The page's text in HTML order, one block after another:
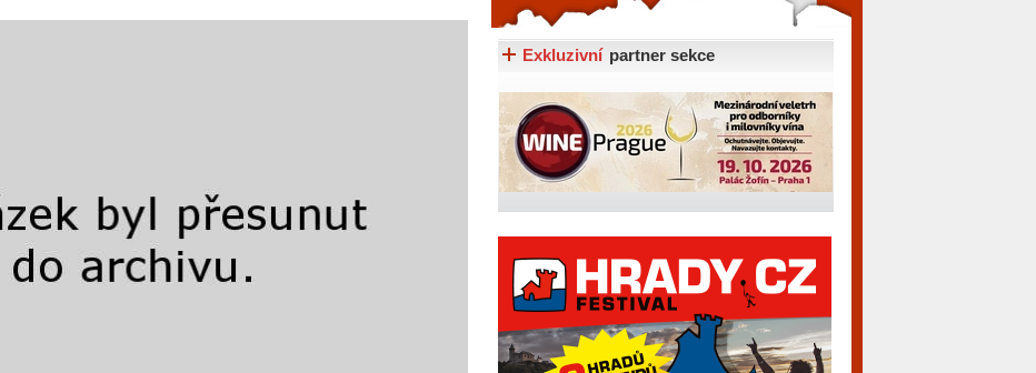
Exkluzivní partner sekce